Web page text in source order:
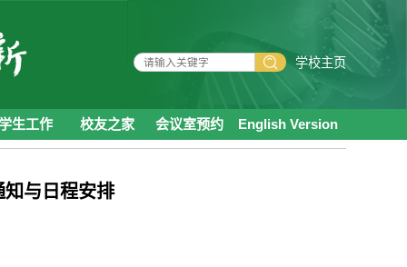
学校主页
学生工作 校友之家 会议室预约
English Version
与日程安排